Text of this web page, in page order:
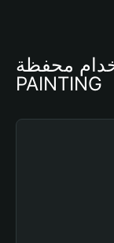
محفظة
PAINTING